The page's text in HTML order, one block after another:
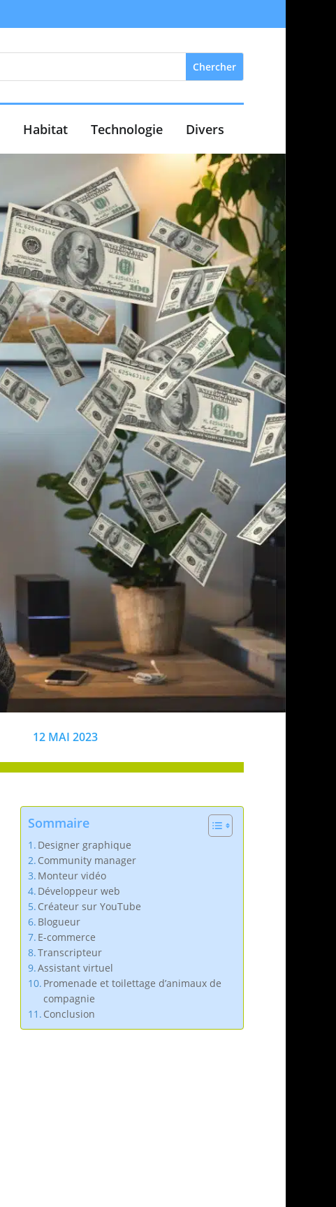
Habitat Technologie Divers
12 MAI 2023
Sommaire
Designer graphique
Community manager
Monteur vidéo
Développeur web
Créateur sur YouTube
Blogueur
E-commerce
Transcripteur
Assistant virtuel
Promenade et toilettage d’animaux de
compagnie
Conclusion